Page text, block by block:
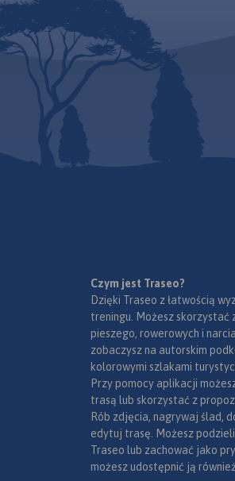
Czym jest Traseo?
Dzięki Traseo z łatwością
treningu. Możesz skorzystać
pieszego, rowerowych i
zobaczysz na autorskim
kolorowymi szlakami
Przy pomocy aplikacji
trasą lub skorzystać z
Rób zdjęcia, nagrywaj ślad,
edytuj trasę. Możesz
Traseo lub zachować jako
możesz udostępnić ją